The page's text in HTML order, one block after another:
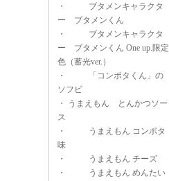
・
ブタメンキャラクタ
ー ブタメンくん
・
ブタメンキャラクタ
ー ブタメンくん One up.限定
色（蓄光ver.）
・
「コンポタくん」の
ソフビ
・
うまえもん とんかつソー
ス
・
うまえもん コンポタ
味
・
うまえもん チーズ
・
うまえもん めんたい